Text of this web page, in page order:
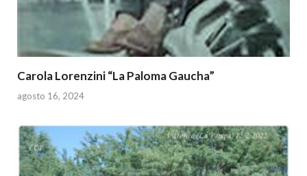
Carola Lorenzini “La Paloma Gaucha”
agosto 16, 2024